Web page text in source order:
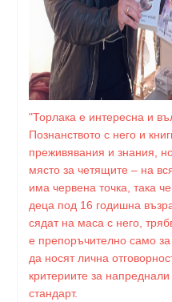
"Торлака е интересна и
Познанството с него и
преживявания и знания,
място за четящите – на
има червена точка, така
деца под 16 годишна
сядат на маса с него,
е препоръчително само
да носят лична
критериите за
стандарт.